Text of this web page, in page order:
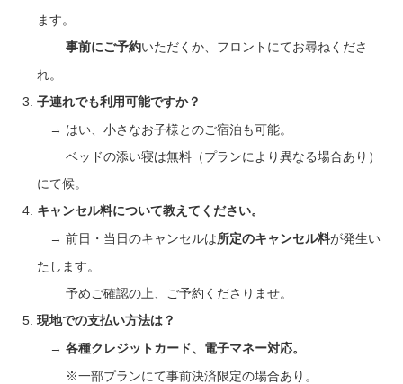
ます。
事前にご予約いただくか、フロントにてお尋ねくださ
れ。
子連れでも利用可能ですか？
→ はい、小さなお子様とのご宿泊も可能。
ベッドの添い寝は無料（プランにより異なる場合あり）
にて候。
キャンセル料について教えてください。
→ 前日・当日のキャンセルは所定のキャンセル料が発生い
たします。
予めご確認の上、ご予約くださりませ。
現地での支払い方法は？
→ 各種クレジットカード、電子マネー対応。
※一部プランにて事前決済限定の場合あり。